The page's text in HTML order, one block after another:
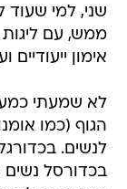
שני, למי
ממש, עם ליגות
אימון ייעודיים
לא שמעתי
הגוף (כמו